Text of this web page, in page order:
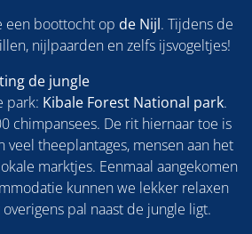
een boottocht op de Nijl. Tijdens de
nijlpaarden en zelfs ijsvogeltjes!
de jungle
park: Kibale Forest National park.
chimpansees. De rit hiernaar toe is
veel theeplantages, mensen aan het
marktjes. Eenmaal aangekomen
kunnen we lekker relaxen
pal naast de jungle ligt.